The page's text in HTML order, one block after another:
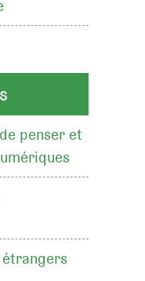
penser et